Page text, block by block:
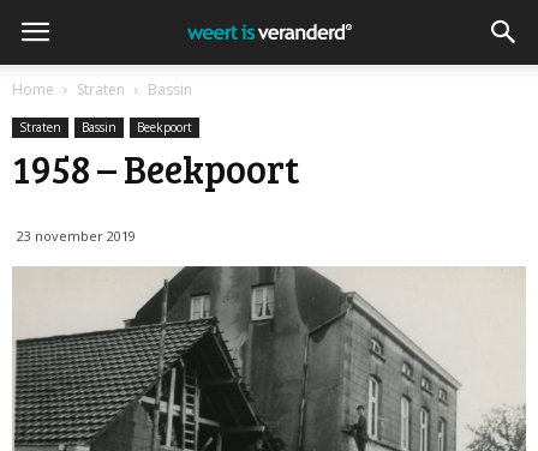
Home Straten Bassin
Straten Bassin Beekpoort
1958 – Beekpoort
23 november 2019